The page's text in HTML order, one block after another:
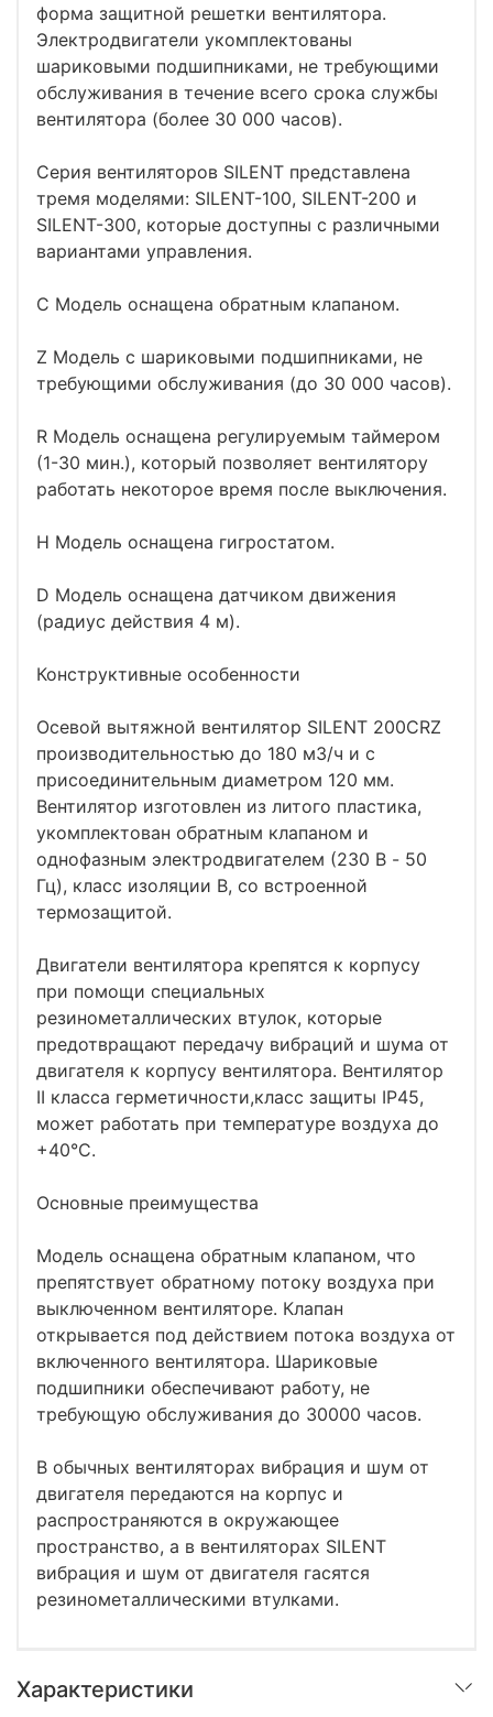
форма защитной решетки вентилятора.
Электродвигатели укомплектованы
шариковыми подшипниками, не требующими
обслуживания в течение всего срока службы
вентилятора (более 30 000 часов).
Серия вентиляторов SILENT представлена
тремя моделями: SILENT-100, SILENT-200 и
SILENT-300, которые доступны с различными
вариантами управления.
C Модель оснащена обратным клапаном.
Z Модель с шариковыми подшипниками, не
требующими обслуживания (до 30 000 часов).
R Модель оснащена регулируемым таймером
(1-30 мин.), который позволяет вентилятору
работать некоторое время после выключения.
H Модель оснащена гигростатом.
D Модель оснащена датчиком движения
(радиус действия 4 м).
Конструктивные особенности
Осевой вытяжной вентилятор SILENT 200CRZ
производительностью до 180 м3/ч и с
присоединительным диаметром 120 мм.
Вентилятор изготовлен из литого пластика,
укомплектован обратным клапаном и
однофазным электродвигателем (230 В - 50
Гц), класс изоляции B, со встроенной
термозащитой.
Двигатели вентилятора крепятся к корпусу
при помощи специальных
резинометаллических втулок, которые
предотвращают передачу вибраций и шума от
двигателя к корпусу вентилятора. Вентилятор
II класса герметичности,класс защиты IP45,
может работать при температуре воздуха до
+40°C.
Основные преимущества
Модель оснащена обратным клапаном, что
препятствует обратному потоку воздуха при
выключенном вентиляторе. Клапан
открывается под действием потока воздуха от
включенного вентилятора. Шариковые
подшипники обеспечивают работу, не
требующую обслуживания до 30000 часов.
В обычных вентиляторах вибрация и шум от
двигателя передаются на корпус и
распространяются в окружающее
пространство, а в вентиляторах SILENT
вибрация и шум от двигателя гасятся
резинометаллическими втулками.
Характеристики